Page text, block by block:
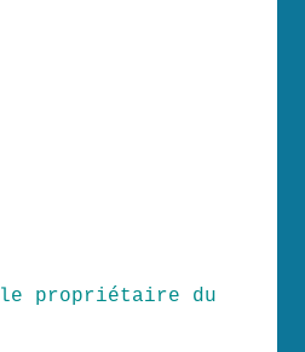
propriétaire du